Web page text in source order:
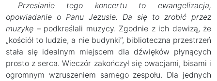
Przesłanie tego koncertu to ewangelizacja,
opowiadanie o Panu Jezusie. Da się to zrobić przez
muzykę – podkreślali muzycy. Zgodnie z ich dewizą, że
„kościół to ludzie, a nie budynki”, biblioteczna przestrzeń
stała się idealnym miejscem dla dźwięków płynących
prosto z serca. Wieczór zakończył się owacjami, bisami i
ogromnym wzruszeniem samego zespołu. Dla jednych